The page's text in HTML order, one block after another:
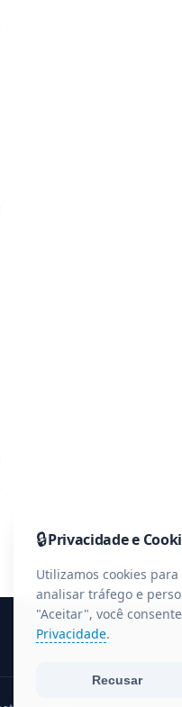
🔒Privacidade e
Utilizamos cookies
analisar tráfego e
"Aceitar", você
Privacidade.
Recusar